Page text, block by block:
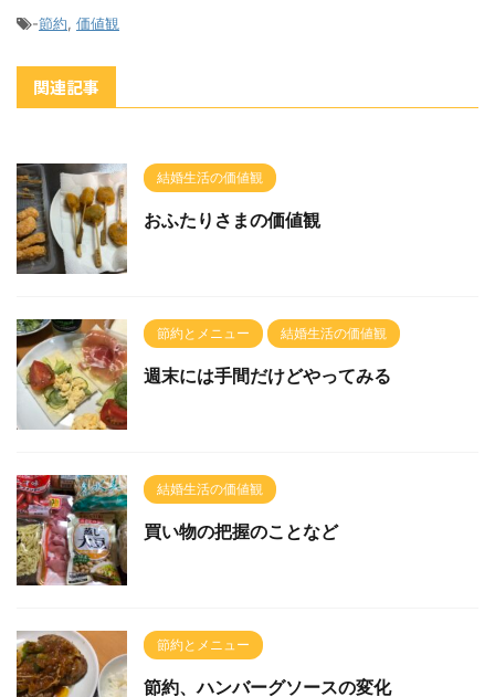
-節約, 価値観
関連記事
結婚生活の価値観
おふたりさまの価値観
節約とメニュー 結婚生活の価値観
週末には手間だけどやってみる
結婚生活の価値観
買い物の把握のことなど
節約とメニュー
節約、ハンバーグソースの変化